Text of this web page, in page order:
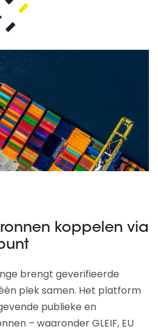
koppelen via
brengt geverifieerde
plek samen. Het platform
publieke en
– waaronder GLEIF, EU